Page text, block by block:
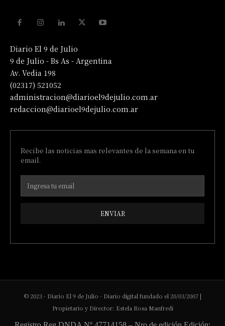
Diario El 9 de Julio
9 de Julio - Bs As - Argentina
Av. Vedia 198
(02317) 521052
administracion@diarioel9dejulio.com.ar
redaccion@diarioel9dejulio.com.ar
Recibe las noticias mas relevantes de la semana en tu
email.
ENVIAR
© 2023 - Diario El 9 de Julio - Diario digital fundado el 20/03/2007 |
Propietario y Director: Estela Rosa Manfredi